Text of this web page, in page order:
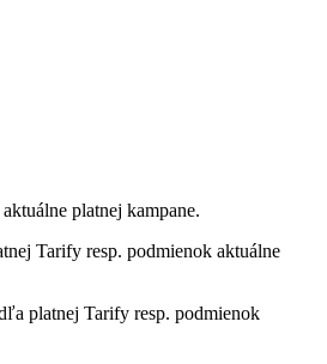
platnej kampane.
Tarify resp. podmienok aktuálne
platnej Tarify resp. podmienok